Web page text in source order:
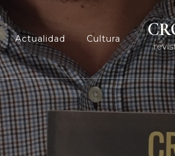
Actualidad Cultura